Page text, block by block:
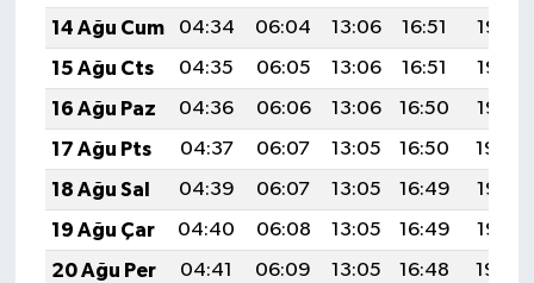
14 Ağu Cum
04:34 06:04 13:06 16:51
19:58
15 Ağu Cts
04:35 06:05 13:06 16:51
19:57
16 Ağu Paz
04:36 06:06 13:06 16:50
19:55
17 Ağu Pts
04:37 06:07 13:05 16:50
19:54
18 Ağu Sal
04:39 06:07 13:05 16:49
19:53
19 Ağu Çar
04:40 06:08 13:05 16:49
19:52
20 Ağu Per
04:41 06:09 13:05 16:48
19:50
Savaştepe
SEYAHAT
SİYASET
Sındırgı
SPOR